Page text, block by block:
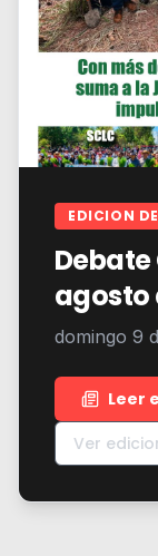
EDICION
Debate
agosto
domingo 9
Leer
Ver